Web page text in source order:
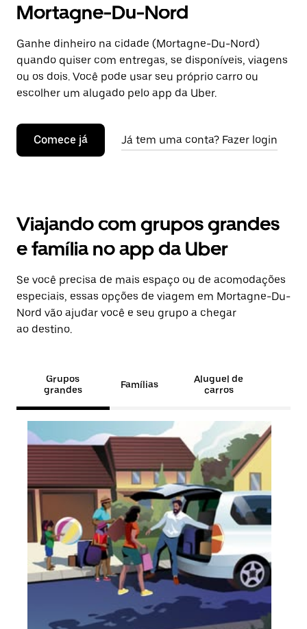
Mortagne-Du-Nord
Ganhe dinheiro na cidade (Mortagne-Du-Nord)
quando quiser com entregas, se disponíveis, viagens
ou os dois. Você pode usar seu próprio carro ou
escolher um alugado pelo app da Uber.
Comece já Já tem uma conta? Fazer login
Viajando com grupos grandes
e família no app da Uber
Se você precisa de mais espaço ou de acomodações
especiais, essas opções de viagem em Mortagne-Du-
Nord vão ajudar você e seu grupo a chegar
ao destino.
Grupos
grandes
Famílias
Aluguel de
carros